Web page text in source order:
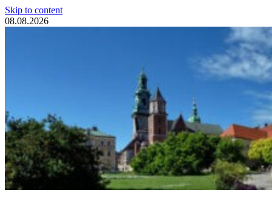
Skip to content
08.08.2026